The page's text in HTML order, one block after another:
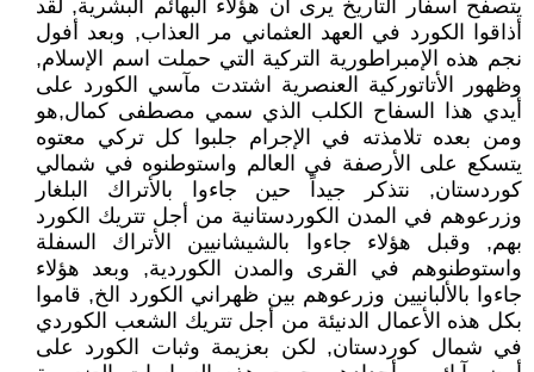
يتصفح أسفار التاريخ يرى أن هؤلاء البهائم البشرية, لقد
أذاقوا الكورد في العهد العثماني مر العذاب, وبعد أفول
نجم هذه الإمبراطورية التركية التي حملت اسم الإسلام,
وظهور الأتاتوركية العنصرية اشتدت مآسي الكورد على
أيدي هذا السفاح الكلب الذي سمي مصطفى كمال,هو
ومن بعده تلامذته في الإجرام جلبوا كل تركي معتوه
يتسكع على الأرصفة في العالم واستوطنوه في شمالي
كوردستان, نتذكر جيداً حين جاءوا بالأتراك البلغار
وزرعوهم في المدن الكوردستانية من أجل تتريك الكورد
بهم, وقبل هؤلاء جاءوا بالشيشانيين الأتراك السفلة
واستوطنوهم في القرى والمدن الكوردية, وبعد هؤلاء
جاءوا بالألبانيين وزرعوهم بين ظهراني الكورد الخ, قاموا
بكل هذه الأعمال الدنيئة من أجل تتريك الشعب الكوردي
في شمال كوردستان, لكن بعزيمة وثبات الكورد على